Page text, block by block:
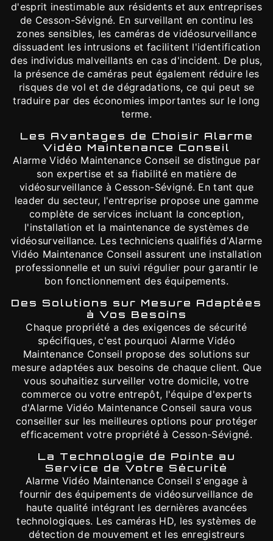
d'esprit inestimable aux résidents et aux entreprises
de Cesson-Sévigné. En surveillant en continu les
zones sensibles, les caméras de vidéosurveillance
dissuadent les intrusions et facilitent l'identification
des individus malveillants en cas d'incident. De plus,
la présence de caméras peut également réduire les
risques de vol et de dégradations, ce qui peut se
traduire par des économies importantes sur le long
terme.
Les Avantages de Choisir Alarme
Vidéo Maintenance Conseil
Alarme Vidéo Maintenance Conseil se distingue par
son expertise et sa fiabilité en matière de
vidéosurveillance à Cesson-Sévigné. En tant que
leader du secteur, l'entreprise propose une gamme
complète de services incluant la conception,
l'installation et la maintenance de systèmes de
vidéosurveillance. Les techniciens qualifiés d'Alarme
Vidéo Maintenance Conseil assurent une installation
professionnelle et un suivi régulier pour garantir le
bon fonctionnement des équipements.
Des Solutions sur Mesure Adaptées
à Vos Besoins
Chaque propriété a des exigences de sécurité
spécifiques, c'est pourquoi Alarme Vidéo
Maintenance Conseil propose des solutions sur
mesure adaptées aux besoins de chaque client. Que
vous souhaitiez surveiller votre domicile, votre
commerce ou votre entrepôt, l'équipe d'experts
d'Alarme Vidéo Maintenance Conseil saura vous
conseiller sur les meilleures options pour protéger
efficacement votre propriété à Cesson-Sévigné.
La Technologie de Pointe au
Service de Votre Sécurité
Alarme Vidéo Maintenance Conseil s'engage à
fournir des équipements de vidéosurveillance de
haute qualité intégrant les dernières avancées
technologiques. Les caméras HD, les systèmes de
détection de mouvement et les enregistreurs